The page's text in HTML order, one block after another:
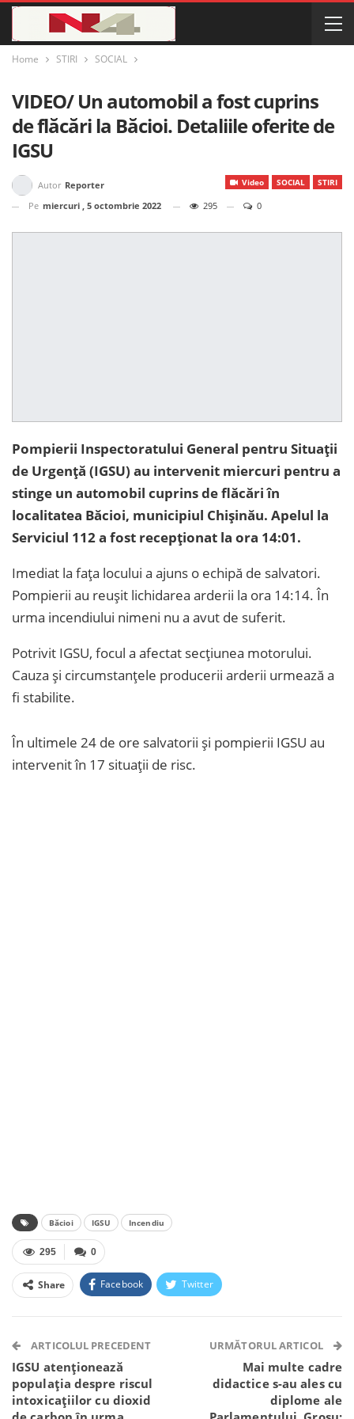
Home STIRI SOCIAL
VIDEO/ Un automobil a fost cuprins
de flăcări la Băcioi. Detaliile oferite de
IGSU
Video SOCIAL STIRI
Autor Reporter
Pe miercuri , 5 octombrie 2022 295 0
Pompierii Inspectoratului General pentru Situații
de Urgență (IGSU) au intervenit miercuri pentru a
stinge un automobil cuprins de flăcări în
localitatea Băcioi, municipiul Chișinău. Apelul la
Serviciul 112 a fost recepționat la ora 14:01.
Imediat la fața locului a ajuns o echipă de salvatori.
Pompierii au reușit lichidarea arderii la ora 14:14. În
urma incendiului nimeni nu a avut de suferit.
Potrivit IGSU, focul a afectat secțiunea motorului.
Cauza și circumstanțele producerii arderii urmează a
fi stabilite.
În ultimele 24 de ore salvatorii și pompierii IGSU au
intervenit în 17 situații de risc.
Băcioi IGSU Incendiu
0
295
Share Facebook Twitter
Telegram WhatsApp Viber
ARTICOLUL PRECEDENT
IGSU atenționează
populația despre riscul
intoxicațiilor cu dioxid
URMĂTORUL ARTICOL
Mai multe cadre
didactice s-au ales cu
diplome ale